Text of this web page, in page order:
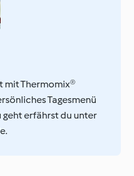
mit Thermomix®
Tagesmenü
geht erfährst du unter